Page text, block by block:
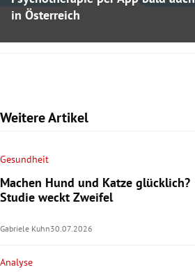
in Österreich
Weitere Artikel
Gesundheit
Machen Hund und Katze glücklich?
Studie weckt Zweifel
Gabriele Kuhn30.07.2026
Analyse